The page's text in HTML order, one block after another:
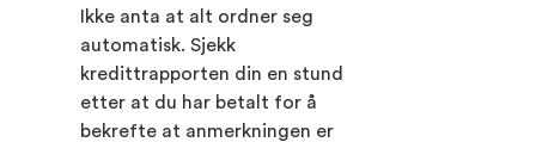
Ikke anta at alt ordner seg
automatisk. Sjekk
kredittrapporten din en stund
etter at du har betalt for å
bekrefte at anmerkningen er